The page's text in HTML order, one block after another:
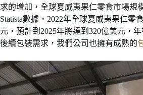
求的增加，全球夏威夷果仁零食市場規
Statista數據，2022年全球夏威夷果仁零
元，預計到2025年將達到320億美元，
後續包裝需求，我們公司也擁有成熟的